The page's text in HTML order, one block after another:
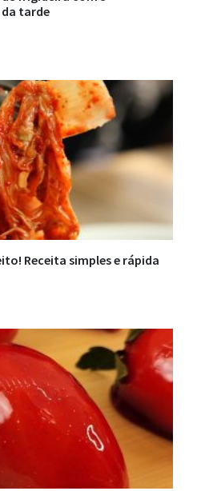
tarde
Receita simples e rápida